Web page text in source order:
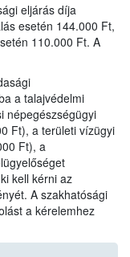
eljárás díja
esetén 144.000 Ft,
110.000 Ft. A
a talajvédelmi
népegészségügyi
Ft), a területi vízügyi
Ft), a
kell kérni az
A szakhatósági
a kérelemhez